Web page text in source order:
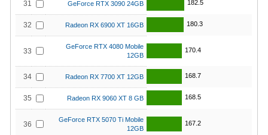
31 GeForce RTX 3090 24GB 182.5
32 Radeon RX 6900 XT 16GB 180.3
33
GeForce RTX 4080 Mobile
12GB
170.4
34 Radeon RX 7700 XT 12GB 168.7
35 Radeon RX 9060 XT 8 GB 168.5
36
GeForce RTX 5070 Ti Mobile
12GB
167.2